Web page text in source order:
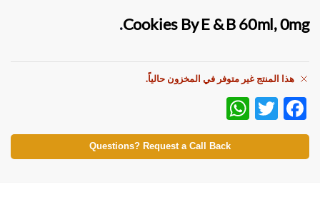
Cookies By E & B 60ml, 0mg
.
هذا المنتج غير متوفر في المخزون حالياً.
F
ac
e
T
w
itt
h
at
Questions? Request a Call Back